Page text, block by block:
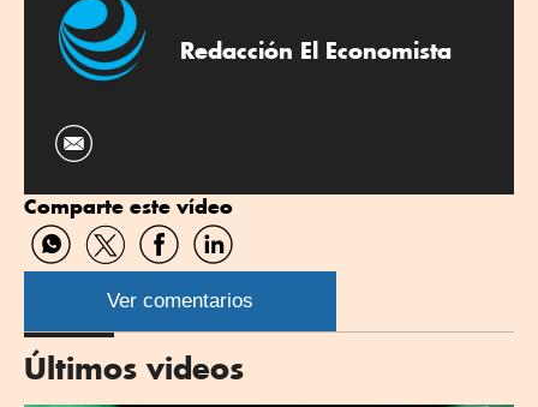
Redacción El Economista
Comparte este vídeo
Compartir
por
WhatsApp
Compartir
por
Twitter
Compartir
por
Facebook
Compartir
por
Linkedin
Ver comentarios
Últimos videos